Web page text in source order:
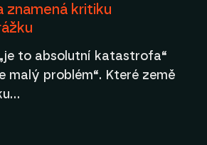
znamená kritiku
to absolutní katastrofa“
malý problém“. Které země